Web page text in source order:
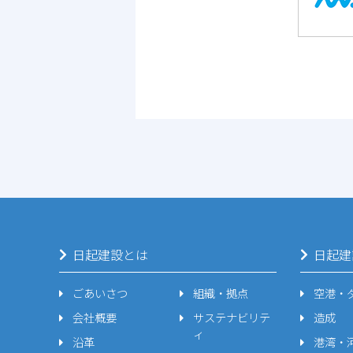
日起建設とは
ごあいさつ
会社概要
沿革
組織・拠点
サステナビリテ
ィ
日起
空港・
造成
港湾・